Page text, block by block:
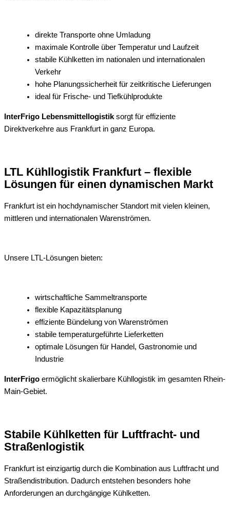
direkte Transporte ohne Umladung
maximale Kontrolle über Temperatur und Laufzeit
stabile Kühlketten im nationalen und internationalen
Verkehr
hohe Planungssicherheit für zeitkritische Lieferungen
ideal für Frische- und Tiefkühlprodukte
InterFrigo Lebensmittellogistik sorgt für effiziente
Direktverkehre aus Frankfurt in ganz Europa.
LTL Kühllogistik Frankfurt – flexible
Lösungen für einen dynamischen Markt
Frankfurt ist ein hochdynamischer Standort mit vielen kleinen,
mittleren und internationalen Warenströmen.
Unsere LTL-Lösungen bieten:
wirtschaftliche Sammeltransporte
flexible Kapazitätsplanung
effiziente Bündelung von Warenströmen
stabile temperaturgeführte Lieferketten
optimale Lösungen für Handel, Gastronomie und
Industrie
InterFrigo ermöglicht skalierbare Kühllogistik im gesamten Rhein-
Main-Gebiet.
Stabile Kühlketten für Luftfracht- und
Straßenlogistik
Frankfurt ist einzigartig durch die Kombination aus Luftfracht und
Straßendistribution. Dadurch entstehen besonders hohe
Anforderungen an durchgängige Kühlketten.